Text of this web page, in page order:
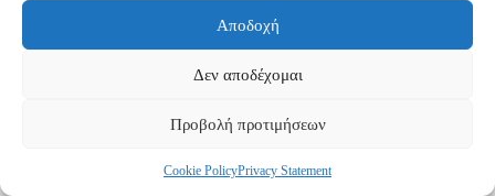
Αποδοχή
Δεν αποδέχομαι
Προβολή προτιμήσεων
Cookie PolicyPrivacy Statement
Πολιτική Απορρήτου
Τρόποι Αποστολής
Τρόποι Πληρωμής